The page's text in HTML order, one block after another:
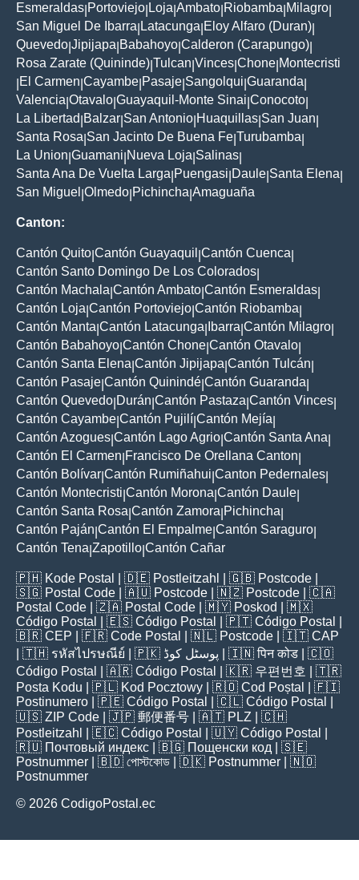
Esmeraldas Portoviejo Loja Ambato Riobamba Milagro
San Miguel De Ibarra Latacunga Eloy Alfaro (Duran)
Quevedo Jipijapa Babahoyo Calderon (Carapungo)
Rosa Zarate (Quininde) Tulcan Vinces Chone Montecristi
El Carmen Cayambe Pasaje Sangolqui Guaranda
Valencia Otavalo Guayaquil-Monte Sinai Conocoto
La Libertad Balzar San Antonio Huaquillas San Juan
Santa Rosa San Jacinto De Buena Fe Turubamba
La Union Guamani Nueva Loja Salinas
Santa Ana De Vuelta Larga Puengasi Daule Santa Elena
San Miguel Olmedo Pichincha Amaguaña
Canton:
Cantón Quito Cantón Guayaquil Cantón Cuenca
Cantón Santo Domingo De Los Colorados
Cantón Machala Cantón Ambato Cantón Esmeraldas
Cantón Loja Cantón Portoviejo Cantón Riobamba
Cantón Manta Cantón Latacunga Ibarra Cantón Milagro
Cantón Babahoyo Cantón Chone Cantón Otavalo
Cantón Santa Elena Cantón Jipijapa Cantón Tulcán
Cantón Pasaje Cantón Quinindé Cantón Guaranda
Cantón Quevedo Durán Cantón Pastaza Cantón Vinces
Cantón Cayambe Cantón Pujilí Cantón Mejía
Cantón Azogues Cantón Lago Agrio Cantón Santa Ana
Cantón El Carmen Francisco De Orellana Canton
Cantón Bolívar Cantón Rumiñahui Canton Pedernales
Cantón Montecristi Cantón Morona Cantón Daule
Cantón Santa Rosa Cantón Zamora Pichincha
Cantón Paján Cantón El Empalme Cantón Saraguro
Cantón Tena Zapotillo Cantón Cañar
🇵🇭 Kode Postal | 🇩🇪 Postleitzahl | 🇬🇧 Postcode
🇸🇬 Postal Code | 🇦🇺 Postcode | 🇳🇿 Postcode | 🇨🇦
Postal Code | 🇿🇦 Postal Code | 🇲🇾 Poskod
| 🇲🇽
Código Postal
| 🇪🇸 Código Postal | 🇵🇹 Código Postal
🇧🇷 CEP | 🇫🇷 Code Postal | 🇳🇱 Postcode | 🇮🇹 CAP
| 🇹🇭 รหัสไปรษณีย์ | 🇵🇰 پوسٹل کوڈ | 🇮🇳पिन कोड | 🇨🇴
Código Postal
| 🇦🇷 Código Postal | 🇰🇷 우편번호
| 🇹🇷
Posta Kodu | 🇵🇱 Kod Pocztowy | 🇷🇴 Cod Poștal
| 🇫🇮
Postinumero | 🇵🇪 Código Postal | 🇨🇱 Código Postal
🇺🇸 ZIP Code | 🇯🇵 郵便番号 | 🇦🇹 PLZ | 🇨🇭
Postleitzahl
| 🇪🇨 Código Postal | 🇺🇾 Código Postal
🇷🇺 Почтовый индекс | 🇧🇬 Пощенски код | 🇸🇪
Postnummer | 🇧🇩 পোস্টকোড | 🇩🇰 Postnummer | 🇳🇴
Postnummer
© 2026 CodigoPostal.ec